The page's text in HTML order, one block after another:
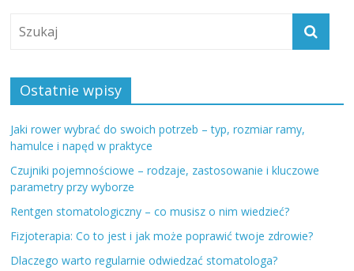
Ostatnie wpisy
Jaki rower wybrać do swoich potrzeb – typ, rozmiar ramy,
hamulce i napęd w praktyce
Czujniki pojemnościowe – rodzaje, zastosowanie i kluczowe
parametry przy wyborze
Rentgen stomatologiczny – co musisz o nim wiedzieć?
Fizjoterapia: Co to jest i jak może poprawić twoje zdrowie?
Dlaczego warto regularnie odwiedzać stomatologa?